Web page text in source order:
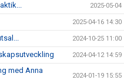
2025-05-04
2025-04-16 14:30
2024-10-25 11:00
2024-04-12 14:59
med Anna
2024-01-19 15:55